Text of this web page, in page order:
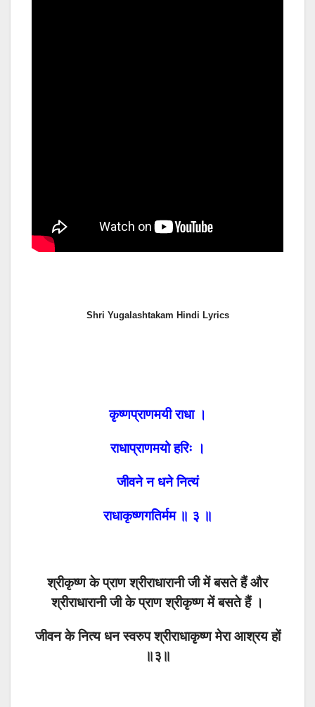
Shri Yugalashtakam Hindi Lyrics
कृष्णप्राणमयी राधा ।
राधाप्राणमयो हरिः ।
जीवने न धने नित्यं
राधाकृष्णगतिर्मम ॥ ३ ॥
श्रीकृष्ण के प्राण श्रीराधारानी जी में बसते हैं और
श्रीराधारानी जी के प्राण श्रीकृष्ण में बसते हैं ।
जीवन के नित्य धन स्वरुप श्रीराधाकृष्ण मेरा आश्रय हों
॥३॥